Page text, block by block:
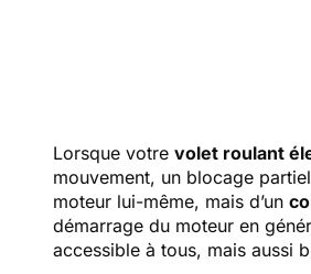
Lorsque votre volet roulant
mouvement, un blocage
moteur lui-même, mais d’un
démarrage du moteur en
accessible à tous, mais aussi